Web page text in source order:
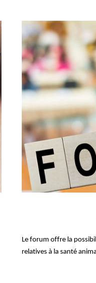
Le forum offre la
relatives à la santé